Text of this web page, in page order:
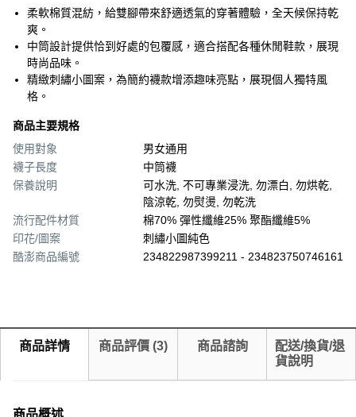
柔軟棉質混紡，給雙腳帶來舒適透氣的穿著體驗，全天候保持乾
爽。
中筒設計提供恰到好處的包覆感，適合搭配各種休閒鞋款，展現
時尚品味。
精緻刺繡小圖案，為簡約襪款增添趣味亮點，展現個人獨特風
格。
商品主要規格
使用對象
男女通用
襪子長度
中筒襪
保養說明
可水洗, 不可專業浸洗, 勿漂白, 勿烘乾,
陰涼乾, 勿熨燙, 勿乾洗
流行配件材質
棉70% 彈性纖維25% 聚酯纖維5%
印花/圖案
刺繡小圖純色
酷澎商品編號
234822987399211 - 234823750746161
商品詳情 商品評價 (3) 商品諮詢
配送/換貨/退
貨說明